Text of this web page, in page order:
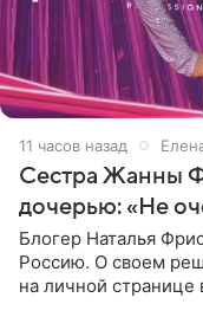
11 часов назад
Сестра Жанны
дочерью: «Не
Блогер Наталья
Россию. О своем
на личной странице